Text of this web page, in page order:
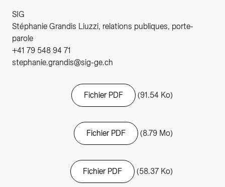
SIG
Stéphanie Grandis Liuzzi, relations publiques, porte-
parole
+41 79 548 94 71
stephanie.grandis@sig-ge.ch
Fichier PDF (91.54 Ko)
Fichier PDF (8.79 Mo)
Fichier PDF (58.37 Ko)